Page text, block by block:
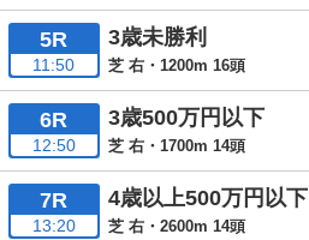
5R
11:50
3歳未勝利
芝 右・1200m 16頭
6R
12:50
3歳500万円以下
芝 右・1700m 14頭
7R
13:20
4歳以上500万円以下
芝 右・2600m 14頭